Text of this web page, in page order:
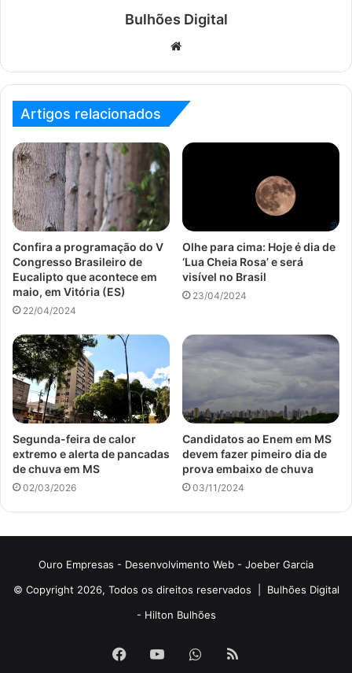
Bulhões Digital
Website
Artigos relacionados
Confira a programação do V
Congresso Brasileiro de
Eucalipto que acontece em
maio, em Vitória (ES)
22/04/2024
Olhe para cima: Hoje é dia de
‘Lua Cheia Rosa’ e será
visível no Brasil
23/04/2024
Segunda-feira de calor
extremo e alerta de pancadas
de chuva em MS
02/03/2026
Candidatos ao Enem em MS
devem fazer pimeiro dia de
prova embaixo de chuva
03/11/2024
Ouro Empresas - Desenvolvimento Web - Joeber Garcia
© Copyright 2026, Todos os direitos reservados | Bulhões Digital
- Hilton Bulhões
Facebook
YouTubeWhatsApp
RSS